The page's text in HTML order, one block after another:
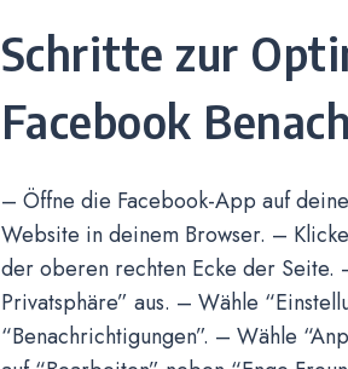
Schritte zur
Facebook
– Öffne die Facebook-App auf
Website in deinem Browser. –
der oberen rechten Ecke der Seite.
Privatsphäre” aus. – Wähle
“Benachrichtigungen”. – Wähle